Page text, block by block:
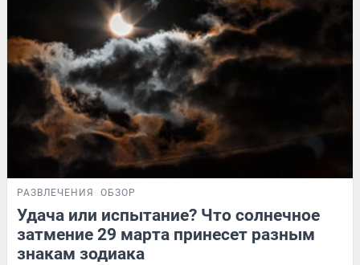
РАЗВЛЕЧЕНИЯ ОБЗОР
Удача или испытание? Что солнечное
затмение 29 марта принесет разным
знакам зодиака